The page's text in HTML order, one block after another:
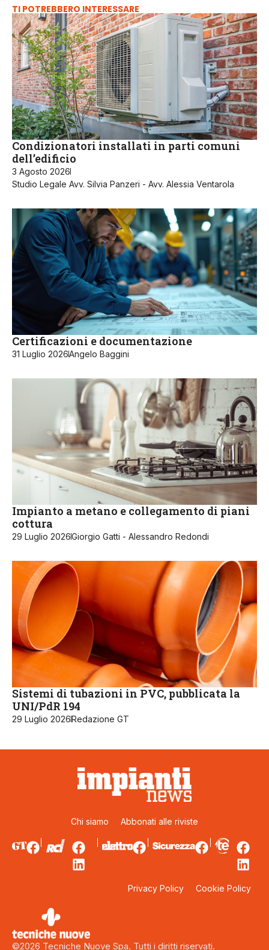
TI POTREBBERO INTERESSARE
Condizionatori installati in parti comuni
dell’edificio
3 Agosto 2026
Studio Legale Avv. Silvia Panzeri - Avv. Alessia Ventarola
Certificazioni e documentazione
31 Luglio 2026Angelo Baggini
Impianto a metano e collegamento di piani
cottura
29 Luglio 2026Giorgio Gatti - Alessandro Redondi
Sistemi di tubazioni in PVC, pubblicata la
UNI/PdR 194
29 Luglio 2026Redazione GT
Chi siamo Abbonati alle riviste
Privacy Policy Cookie Policy
©2026 Tecniche Nuove Spa. Tutti i diritti riservati.